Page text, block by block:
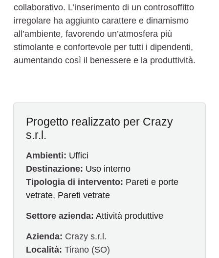
collaborativo. L’inserimento di un controsoffitto
irregolare ha aggiunto carattere e dinamismo
all’ambiente, favorendo un’atmosfera più
stimolante e confortevole per tutti i dipendenti,
aumentando così il benessere e la produttività.
Progetto realizzato per Crazy
s.r.l.
Ambienti: Uffici
Destinazione: Uso interno
Tipologia di intervento: Pareti e porte
vetrate, Pareti vetrate
Settore azienda: Attività produttive
Azienda: Crazy s.r.l.
Località: Tirano (SO)